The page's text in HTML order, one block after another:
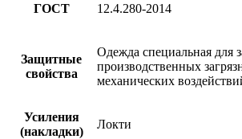
ГОСТ 12.4.280-2014
Защитные
свойства
Одежда специальная для
производственных
механических
Усиления
(накладки)
Локти